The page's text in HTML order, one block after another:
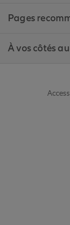
Pages
À vos côtés